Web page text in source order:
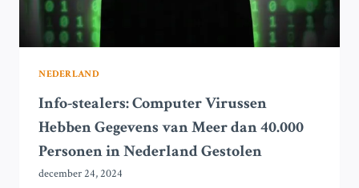
NEDERLAND
Info-stealers: Computer Virussen
Hebben Gegevens van Meer dan 40.000
Personen in Nederland Gestolen
december 24, 2024